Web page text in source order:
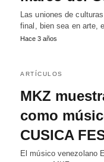
Las uniones de
final, bien sea en arte,
Hace 3 años
ARTÍCULOS
MKZ
como
CUSICA
El músico venezolano